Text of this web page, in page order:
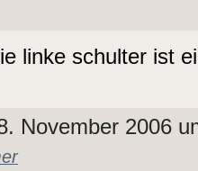
linke schulter ist
November 2006